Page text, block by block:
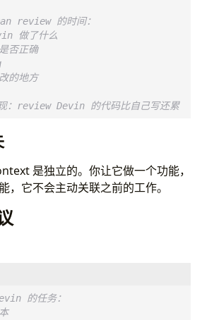
review 的时间：
做了什么
否正确
的地方
：review Devin 的代码比自己写还累
是独立的。你让它做一个功能，
，它不会主动关联之前的工作。
的任务：